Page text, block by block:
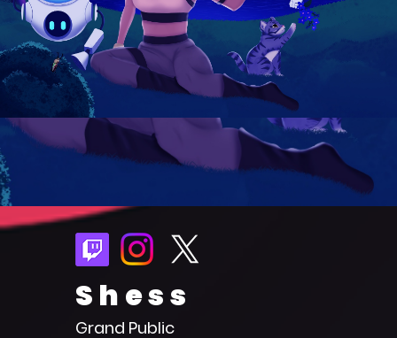
Shess
Grand Public